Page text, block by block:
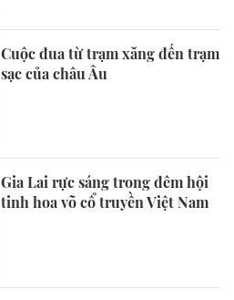
Cuộc đua từ trạm xăng đến trạm
sạc của châu Âu
Gia Lai rực sáng trong đêm hội
tinh hoa võ cổ truyền Việt Nam